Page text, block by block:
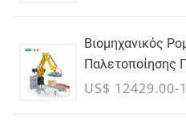
Βιομηχανικός
Παλετοποίησης
US$ 12429.00-